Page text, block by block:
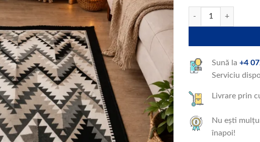
Cantitate Covor
Sună la +4
Serviciu
Livrare prin
Nu ești
înapoi!